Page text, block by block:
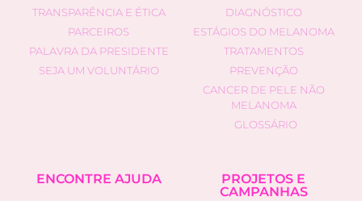
TRANSPARÊNCIA E ÉTICA
PARCEIROS
PALAVRA DA PRESIDENTE
SEJA UM VOLUNTÁRIO
DIAGNÓSTICO
ESTÁGIOS DO MELANOMA
TRATAMENTOS
PREVENÇÃO
CANCER DE PELE NÃO
MELANOMA
GLOSSÁRIO
ENCONTRE AJUDA
PROJETOS E
CAMPANHAS